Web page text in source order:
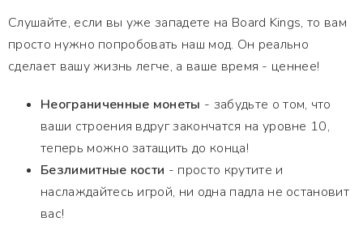
Слушайте, если вы уже западете на Board Kings, то вам
просто нужно попробовать наш мод. Он реально
сделает вашу жизнь легче, а ваше время - ценнее!
Неограниченные монеты - забудьте о том, что
ваши строения вдруг закончатся на уровне 10,
теперь можно затащить до конца!
Безлимитные кости - просто крутите и
наслаждайтесь игрой, ни одна падла не остановит
вас!